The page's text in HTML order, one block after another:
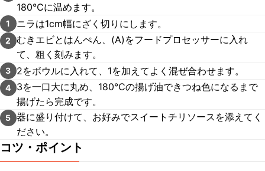
180℃に温めます。
1 ニラは1cm幅にざく切りにします。
2
むきエビとはんぺん、(A)をフードプロセッサーに入れ
て、粗く刻みます。
3 2をボウルに入れて、1を加えてよく混ぜ合わせます。
4
3を一口大に丸め、180℃の揚げ油できつね色になるまで
揚げたら完成です。
5 器に盛り付けて、お好みでスイートチリソースを添えてく
ださい。
コツ・ポイント